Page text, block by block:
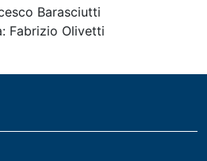
Barasciutti
Fabrizio Olivetti